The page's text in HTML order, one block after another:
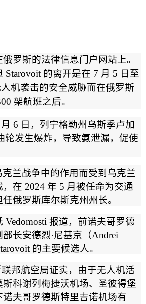
罗斯的法律信息门户网站上。
Starovoit 的离开是在 7 月 5 日至
机袭击的安全威胁而在俄罗斯
架航班之后。
月 6 日，列宁格勒州乌斯季卢加
轮发生爆炸，导致氨泄漏，促使
克兰战争中的作用而受到乌克兰
，在 2024 年 5 月被任命为交通
任俄罗斯库尔斯克州州长。
Vedomosti 报道，前诺夫哥罗德
部长安德烈·尼基京 （Andrei
的主要候选人。
邦航空局证实，由于无人机活
斯科谢列梅捷沃机场、圣彼得堡
诺夫哥罗德斯特里吉诺机场有